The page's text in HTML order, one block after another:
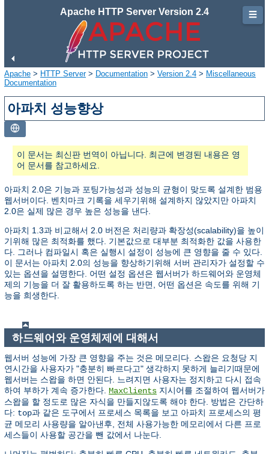
Apache HTTP Server Version 2.4
Apache > HTTP Server> Documentation > Version 2.4 > Miscellaneous
Documentation
아파치 성능향상
이 문서는 최신판 번역이 아닙니다. 최근에 변경된 내용은 영
어 문서를 참고하세요.
아파치 2.0은 기능과 포팅가능성과 성능의 균형이 맞도록 설계한 범용
웹서버이다. 벤치마크 기록을 세우기위해 설계하지 않았지만 아파치
2.0은 실제 많은 경우 높은 성능을 낸다.
아파치 1.3과 비교해서 2.0 버전은 처리량과 확장성(scalability)을 높이
기위해 많은 최적화를 했다. 기본값으로 대부분 최적화한 값을 사용한
다. 그러나 컴파일시 혹은 실행시 설정이 성능에 큰 영향을 줄 수 있다.
이 문서는 아파치 2.0의 성능을 향상하기위해 서버 관리자가 설정할 수
있는 옵션을 설명한다. 어떤 설정 옵션은 웹서버가 하드웨어와 운영체
제의 기능을 더 잘 활용하도록 하는 반면, 어떤 옵션은 속도를 위해 기
능을 희생한다.
하드웨어와 운영체제에 대해서
웹서버 성능에 가장 큰 영향을 주는 것은 메모리다. 스왑은 요청당 지
연시간을 사용자가 "충분히 빠르다고" 생각하지 못하게 늘리기때문에
웹서버는 스왑을 하면 안된다. 느려지면 사용자는 정지하고 다시 접속
하여 부하가 계속 증가한다. MaxClients 지시어를 조절하여 웹서버가
스왑을 할 정도로 많은 자식을 만들지않도록 해야 한다. 방법은 간단하
다: top과 같은 도구에서 프로세스 목록을 보고 아파치 프로세스의 평
균 메모리 사용량을 알아낸후, 전체 사용가능한 메모리에서 다른 프로
세스들이 사용할 공간을 뺀 값에서 나눈다.
☰